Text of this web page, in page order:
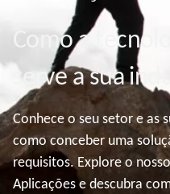
Como a
serve a sua
Conhece o seu setor e as
como conceber uma
requisitos. Explore o
Aplicações e descubra